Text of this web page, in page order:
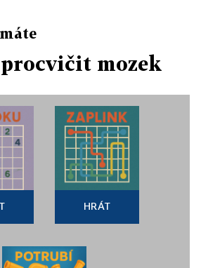
procvičit mozek
HRÁT